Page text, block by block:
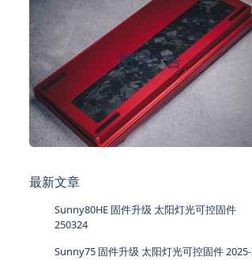
图片广告
最新文章
Sunny80HE 固件升级 太阳灯光可控固件
250324
Sunny75 固件升级 太阳灯光可控固件